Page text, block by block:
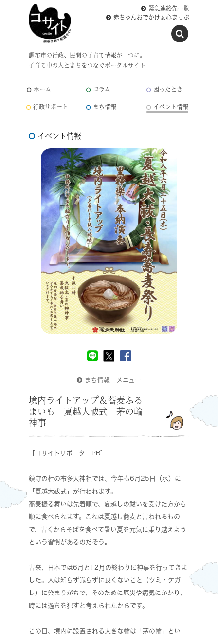
調布市の行政、民間の子育て情報が一つに。
子育て中の人とまちをつなぐポータルサイト
緊急連絡先一覧
赤ちゃんおでかけ安心まっぷ
ホーム コラム
困ったとき
行政サポート
まち情報 イベント情報
イベント情報
まち情報 メニュー
境内ライトアップ＆蕎麦ふる
まいも 夏越大祓式 茅の輪
神事
［コサイトサポーターPR］
鎮守の杜の布多天神社では、今年も6月25日（水）に
「夏越大祓式」が行われます。
蕎麦振る舞いは先着順で、夏越しの祓いを受けた方から
順に食べられます。これは夏越し蕎麦と言われるもの
で、古くからそばを食べて暑い夏を元気に乗り越えよう
という習慣があるのだそう。
古来、日本では6月と12月の終わりに神事を行ってきま
した。人は知らず識らずに良くないこと（ツミ・ケガ
レ）に染まりがちで、そのために厄災や病気にかかり、
時には過ちを犯すと考えられたからです。
この日、境内に設置される大きな輪は「茅の輪」とい